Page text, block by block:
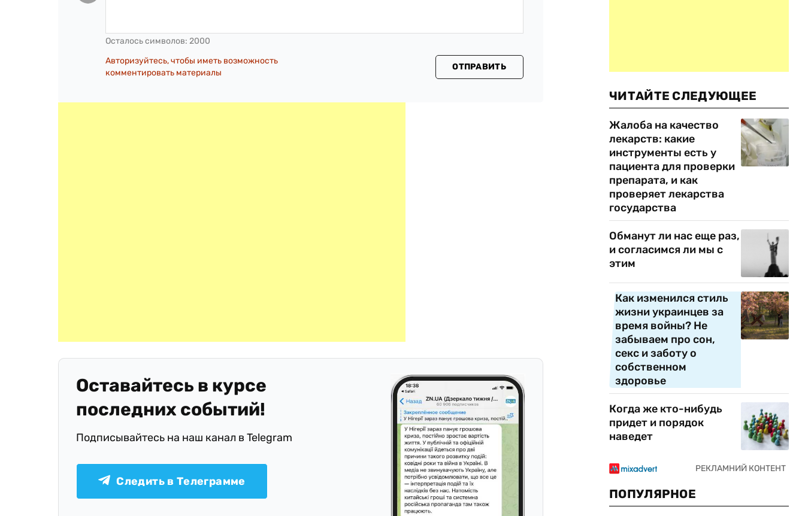
Осталось символов: 2000
Авторизуйтесь, чтобы иметь возможность
комментировать материалы
ОТПРАВИТЬ
Оставайтесь в курсе
последних событий!
Подписывайтесь на наш канал в Telegram
Следить в Телеграмме
ЧИТАЙТЕ СЛЕДУЮЩЕЕ
Жалоба на качество
лекарств: какие
инструменты есть у
пациента для проверки
препарата, и как
проверяет лекарства
государства
Обманут ли нас еще раз,
и согласимся ли мы с
этим
Как изменился стиль
жизни украинцев за
время войны? Не
забываем про сон,
секс и заботу о
собственном
здоровье
Когда же кто-нибудь
придет и порядок
наведет
ПОПУЛЯРНОЕ